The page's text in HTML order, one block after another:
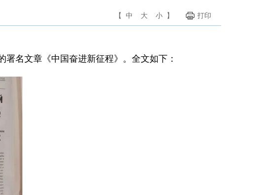
【 中 大 小 】 打印
名文章《中国奋进新征程》。全文如下：